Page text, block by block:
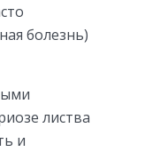
болезнь)
листва
и